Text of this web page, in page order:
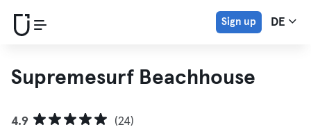
Sign up DE
Supremesurf Beachhouse
4.9
(24)